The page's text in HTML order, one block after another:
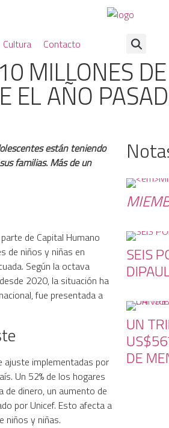
Cultura Contacto
MILLONES
EL AÑO
están teniendo
familias. Más de un
de Capital Humano
de niños y niñas en
Según la octava
2020, la situación ha
fue presentada a
ajuste implementadas por
Un 52% de los hogares
de dinero, un aumento de
por Unicef. Esto afecta a
niños y niñas.
SEIS
UN
DE